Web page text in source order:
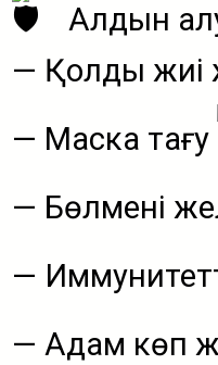
Алдын
— Қолды жиі
— Маска тағу
— Бөлмені
—
— Адам көп